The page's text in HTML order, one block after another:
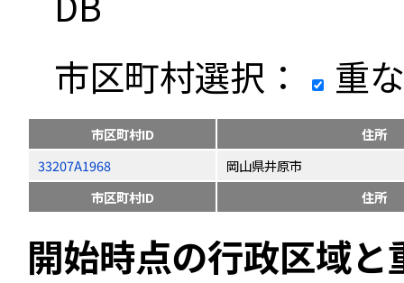
市区町村選択：
重
市区町村ID
住所
33207A1968
岡山県井原市
市区町村ID
住所
開始時点の行政区域